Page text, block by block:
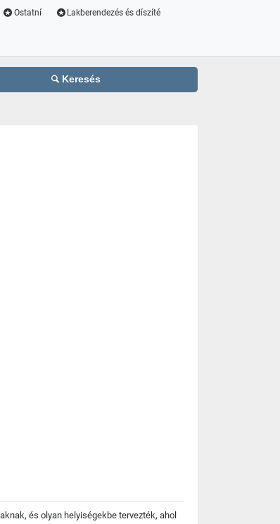
Ostatní Lakberendezés és díszíté
Keresés
és olyan helyiségekbe tervezték, ahol